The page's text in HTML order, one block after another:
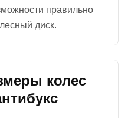
правильно
диск.
колес